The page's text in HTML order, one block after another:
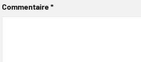
Commentaire*